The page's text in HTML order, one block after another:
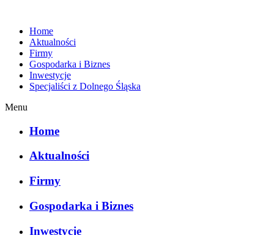
Home
Aktualności
Firmy
Gospodarka i Biznes
Inwestycje
Specjaliści z Dolnego Śląska
Menu
Home
Aktualności
Firmy
Gospodarka i Biznes
Inwestycje